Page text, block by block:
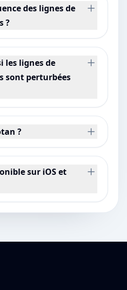
des lignes de
?
les lignes de
sont perturbées
?
sur iOS et